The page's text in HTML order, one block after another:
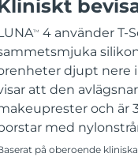
TM 4 använder T-
djupt nere
att den
och är
med
på oberoende